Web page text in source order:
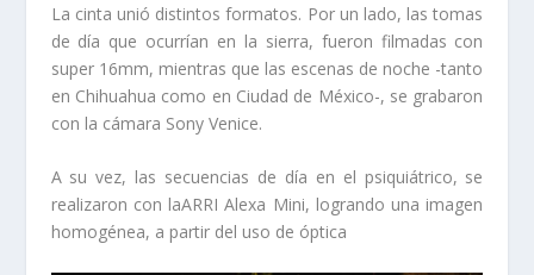
La cinta unió distintos formatos. Por un lado, las tomas
de día que ocurrían en la sierra, fueron filmadas con
super 16mm, mientras que las escenas de noche -tanto
en Chihuahua como en Ciudad de México-, se grabaron
con la cámara Sony Venice.
A su vez, las secuencias de día en el psiquiátrico, se
realizaron con laARRI Alexa Mini, logrando una imagen
homogénea, a partir del uso de óptica